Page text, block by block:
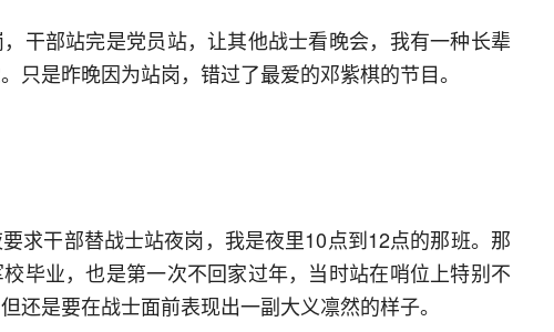
干部站完是党员站，让其他战士看晚会，我有一种长辈
只是昨晚因为站岗，错过了最爱的邓紫棋的节目。
求干部替战士站夜岗，我是夜里10点到12点的那班。那
毕业，也是第一次不回家过年，当时站在哨位上特别不
还是要在战士面前表现出一副大义凛然的样子。